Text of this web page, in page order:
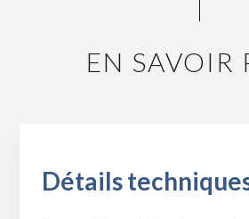
EN SAVOIR
Détails